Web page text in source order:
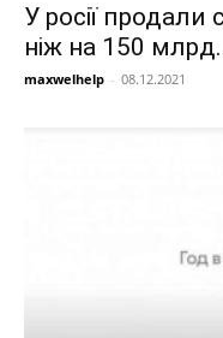
У росії продали
ніж на 150
maxwelhelp - 08.12.2021